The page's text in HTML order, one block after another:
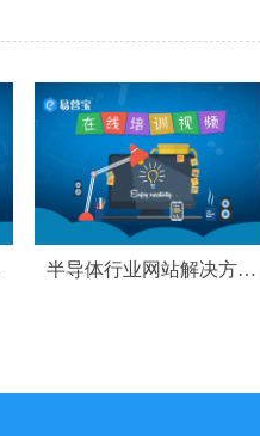
半导体行业网站解决方案